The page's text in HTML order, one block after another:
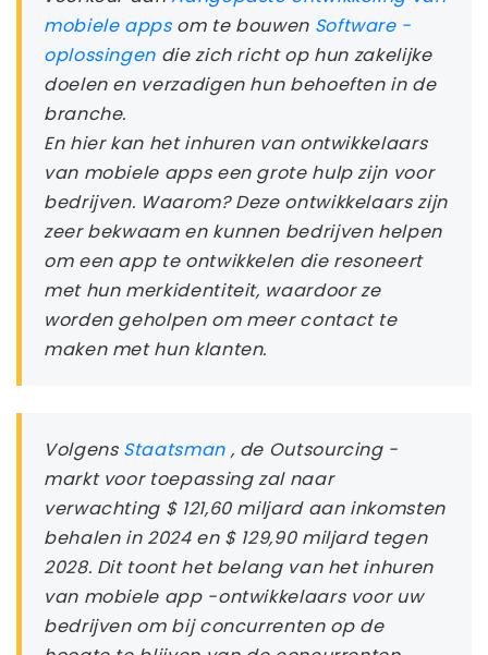
mobiele apps om te bouwen Software -
oplossingen die zich richt op hun zakelijke
doelen en verzadigen hun behoeften in de
branche.
En hier kan het inhuren van ontwikkelaars
van mobiele apps een grote hulp zijn voor
bedrijven. Waarom? Deze ontwikkelaars zijn
zeer bekwaam en kunnen bedrijven helpen
om een ​​app te ontwikkelen die resoneert
met hun merkidentiteit, waardoor ze
worden geholpen om meer contact te
maken met hun klanten.
Volgens Staatsman , de Outsourcing -
markt voor toepassing zal naar
verwachting $ 121,60 miljard aan inkomsten
behalen in 2024 en $ 129,90 miljard tegen
2028. Dit toont het belang van het inhuren
van mobiele app -ontwikkelaars voor uw
bedrijven om bij concurrenten op de